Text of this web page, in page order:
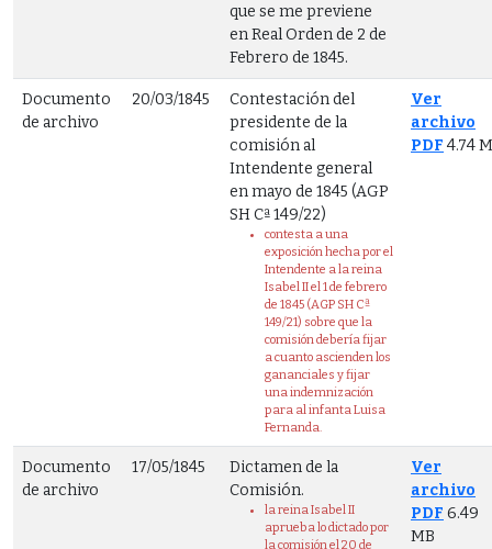
que se me previene
en Real Orden de 2 de
Febrero de 1845.
Documento
de archivo
20/03/1845
Contestación del
presidente de la
comisión al
Intendente general
en mayo de 1845 (AGP
SH Cª 149/22)
contesta a una
exposición hecha por el
Intendente a la reina
Isabel II el 1 de febrero
de 1845 (AGP SH Cª
149/21) sobre que la
comisión debería fijar
a cuanto ascienden los
gananciales y fijar
una indemnización
para al infanta Luisa
Fernanda.
Ver
archivo
PDF 4.74
Documento
de archivo
17/05/1845
Dictamen de la
Comisión.
la reina Isabel II
aprueba lo dictado por
la comisión el 20 de
Ver
archivo
PDF 6.49
MB